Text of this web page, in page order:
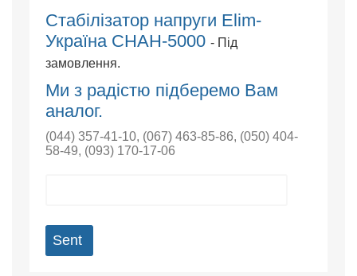
Cтабілізатор напруги Elim-
Україна СНАН-5000 - Під
замовлення.
Ми з радістю підберемо Вам
аналог.
(044) 357-41-10, (067) 463-85-86, (050) 404-
58-49, (093) 170-17-06
Sent